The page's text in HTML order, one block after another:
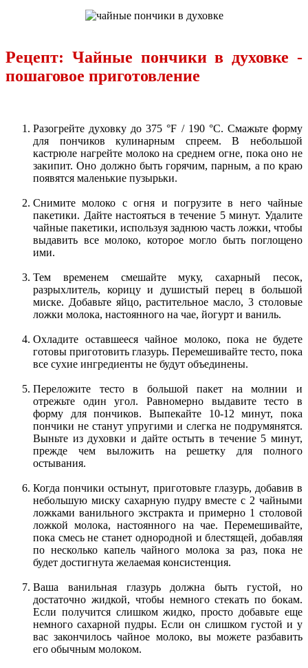
Рецепт: Чайные пончики в духовке -
пошаговое приготовление
Разогрейте духовку до 375 °F / 190 °C. Смажьте форму
для пончиков кулинарным спреем. В небольшой
кастрюле нагрейте молоко на среднем огне, пока оно не
закипит. Оно должно быть горячим, парным, а по краю
появятся маленькие пузырьки.
Снимите молоко с огня и погрузите в него чайные
пакетики. Дайте настояться в течение 5 минут. Удалите
чайные пакетики, используя заднюю часть ложки, чтобы
выдавить все молоко, которое могло быть поглощено
ими.
Тем временем смешайте муку, сахарный песок,
разрыхлитель, корицу и душистый перец в большой
миске. Добавьте яйцо, растительное масло, 3 столовые
ложки молока, настоянного на чае, йогурт и ваниль.
Охладите оставшееся чайное молоко, пока не будете
готовы приготовить глазурь. Перемешивайте тесто, пока
все сухие ингредиенты не будут объединены.
Переложите тесто в большой пакет на молнии и
отрежьте один угол. Равномерно выдавите тесто в
форму для пончиков. Выпекайте 10-12 минут, пока
пончики не станут упругими и слегка не подрумянятся.
Выньте из духовки и дайте остыть в течение 5 минут,
прежде чем выложить на решетку для полного
остывания.
Когда пончики остынут, приготовьте глазурь, добавив в
небольшую миску сахарную пудру вместе с 2 чайными
ложками ванильного экстракта и примерно 1 столовой
ложкой молока, настоянного на чае. Перемешивайте,
пока смесь не станет однородной и блестящей, добавляя
по несколько капель чайного молока за раз, пока не
будет достигнута желаемая консистенция.
Ваша ванильная глазурь должна быть густой, но
достаточно жидкой, чтобы немного стекать по бокам.
Если получится слишком жидко, просто добавьте еще
немного сахарной пудры. Если он слишком густой и у
вас закончилось чайное молоко, вы можете разбавить
его обычным молоком.